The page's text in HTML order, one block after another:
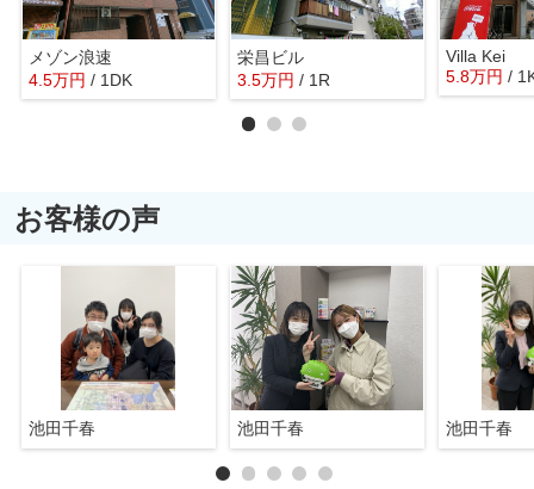
メゾン浪速
4.5万円 / 1DK
栄昌ビル
3.5万円 / 1R
Villa Kei
5.8万円 /
お客様の声
池田千春 池田千春 池田千春